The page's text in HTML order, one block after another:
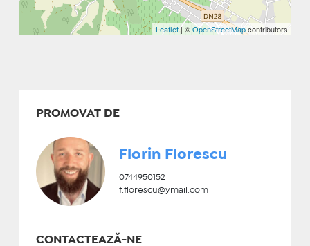
Leaflet| ©OpenStreetMapcontributors
PROMOVAT DE
Florin Florescu
0744950152
f.florescu@ymail.com
CONTACTEAZĂ-NE